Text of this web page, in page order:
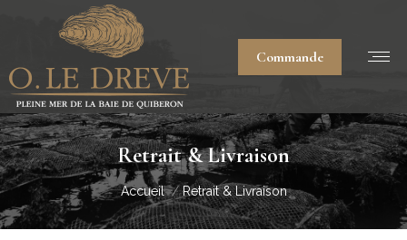
Commande
Retrait & Livraison
Vous êtes ici :
Accueil Retrait & Livraison